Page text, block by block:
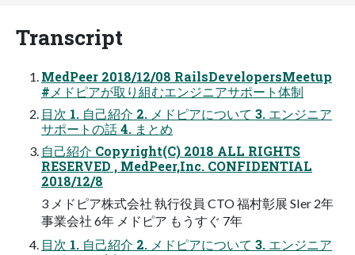
Transcript
MedPeer 2018/12/08 RailsDevelopersMeetup
#メドピアが取り組むエンジニアサポート体制
⽬次 1. ⾃⼰紹介 2. メドピアについて 3. エンジニア
サポートの話 4. まとめ
⾃⼰紹介 Copyright(C) 2018 ALL RIGHTS
RESERVED , MedPeer,Inc. CONFIDENTIAL
2018/12/8
3 メドピア株式会社 執⾏役員 CTO 福村彰展 SIer 2年
事業会社 6年 メドピア もうすぐ 7年
⽬次 1. ⾃⼰紹介 2. メドピアについて 3. エンジニア